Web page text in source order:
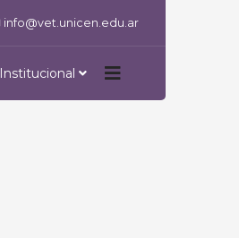
info@vet.unicen.edu.ar
Institucional